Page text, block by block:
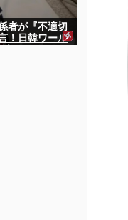
者が『不適切
！日韓ワール